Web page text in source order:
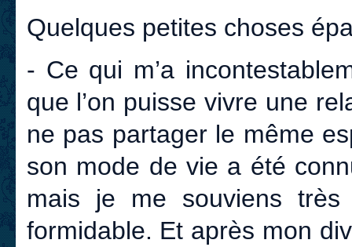
Quelques petites choses
- Ce qui m’a
que l’on puisse vivre une
ne pas partager le même
son mode de vie a été
mais je me souviens
formidable. Et après mon